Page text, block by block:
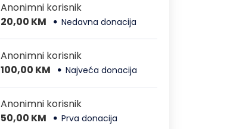
Anonimni korisnik
20,00 KM
Nedavna donacija
Anonimni korisnik
100,00 KM
Najveća donacija
Anonimni korisnik
50,00 KM
Prva donacija